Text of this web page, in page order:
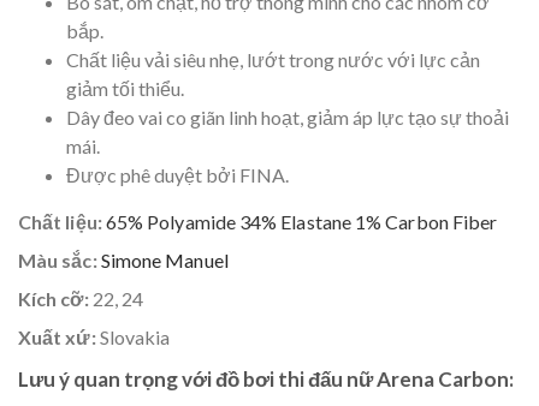
bắp.
Chất liệu vải siêu nhẹ, lướt trong nước với lực cản
giảm tối thiểu.
Dây đeo vai co giãn linh hoạt, giảm áp lực tạo sự thoải
mái.
Được phê duyệt bởi FINA.
Chất liệu:65% Polyamide 34% Elastane 1% Carbon Fiber
Màu sắc:Simone Manuel
Kích cỡ:22, 24
Xuất xứ:Slovakia
Lưu ý quan trọng với đồ bơi thi đấu nữ Arena Carbon: